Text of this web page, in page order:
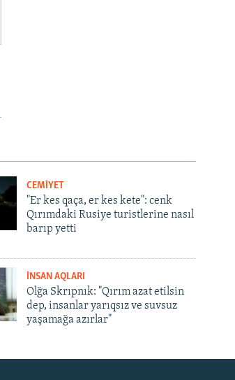
CEMİYET
"Er kes qaça, er kes kete": cenk
Qırımdaki Rusiye turistlerine nasıl
barıp yetti
İNSAN AQLARI
Olğa Skrıpnık: "Qırım azat etilsin
dep, insanlar yarıqsız ve suvsuz
yaşamağa azırlar"